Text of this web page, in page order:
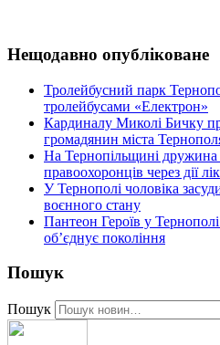
Нещодавно опубліковане
Тролейбусний парк
тролейбусами «Електрон»
Кардиналу Миколі Бичку
громадянин міста
На Тернопільщині дружина
правоохоронців через дії
У Тернополі чоловіка
воєнного стану
Пантеон Героїв у
об’єднує покоління
Пошук
Пошук